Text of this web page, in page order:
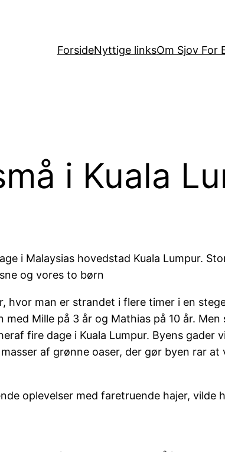
ForsideNyttige linksOm Sjov For
i Kuala
i Malaysias hovedstad Kuala Lumpur.
og vores to børn
man er strandet i flere timer i en
Mille på 3 år og Mathias på 10 år.
fire dage i Kuala Lumpur. Byens
af grønne oaser, der gør byen rar
oplevelser med faretruende hajer, vilde